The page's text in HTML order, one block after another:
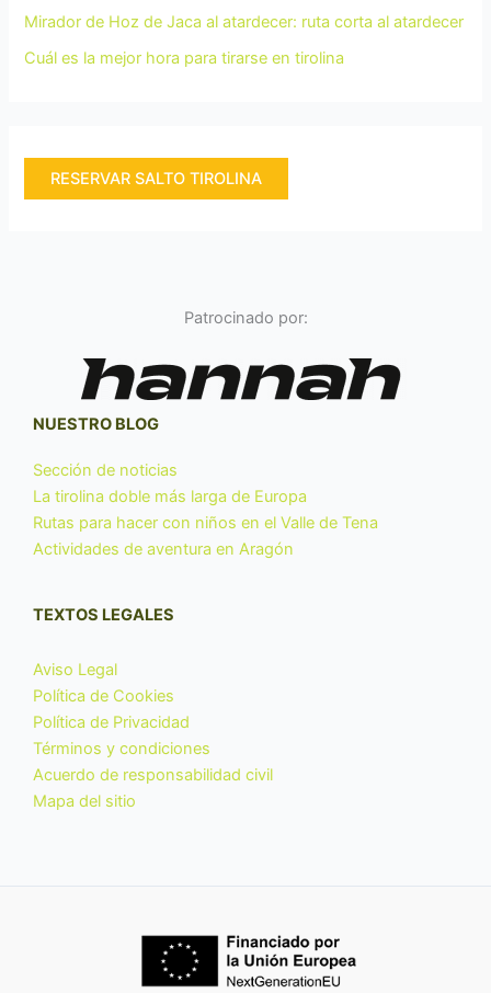
Mirador de Hoz de Jaca al atardecer: ruta corta al atardecer
Cuál es la mejor hora para tirarse en tirolina
RESERVAR SALTO TIROLINA
Patrocinado por:
NUESTRO BLOG
Sección de noticias
La tirolina doble más larga de Europa
Rutas para hacer con niños en el Valle de Tena
Actividades de aventura en Aragón
TEXTOS LEGALES
Aviso Legal
Política de Cookies
Política de Privacidad
Términos y condiciones
Acuerdo de responsabilidad civil
Mapa del sitio